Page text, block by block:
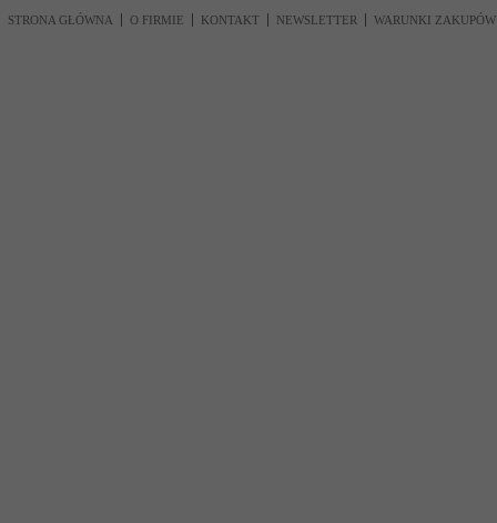
STRONA GŁÓWNA O FIRMIE KONTAKT NEWSLETTER WARUNKI ZAKUPÓW